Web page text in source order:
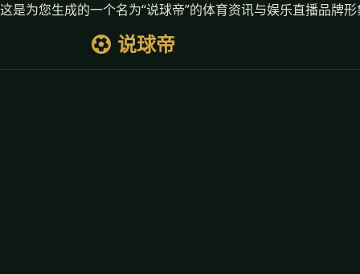
这是为您生成的一个名为“说球帝”的体育资讯与娱乐直播品牌
说球帝